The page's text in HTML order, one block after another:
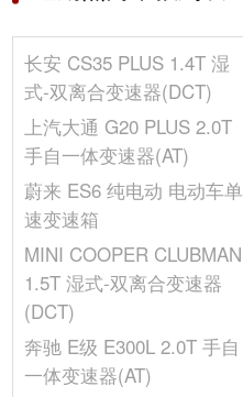
选装包
其它
车门开启方式
整备质量(kg)
轴距(mm)
长度(mm)
车门数(个)
后轮距(mm)
车身结构
高度(mm)
发动机
长安 CS35 PLUS 1.4T 湿
式-双离合变速器(DCT)
上汽大通 G20 PLUS 2.0T
手自一体变速器(AT)
蔚来 ES6 纯电动 电动车单
速变速箱
MINI COOPER CLUBMAN
1.5T 湿式-双离合变速器
(DCT)
奔驰 E级 E300L 2.0T 手自
一体变速器(AT)